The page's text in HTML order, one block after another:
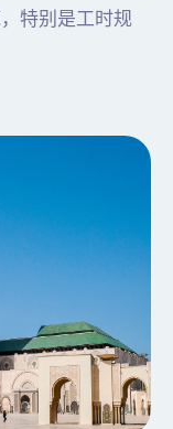
特别是工时规